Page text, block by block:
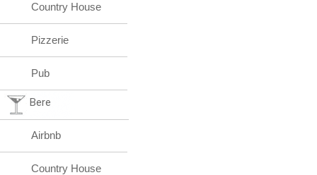
Country House
Pizzerie
Pub
Bere
Airbnb
Country House